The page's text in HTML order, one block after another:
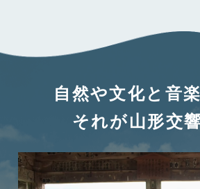
自然や文化と音
それが山形交